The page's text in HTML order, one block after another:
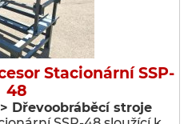
Stacionární SSP-
48
Dřevoobráběcí stroje